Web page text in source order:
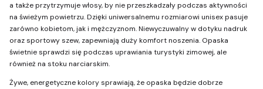
a także przytrzymuje włosy, by nie przeszkadzały podczas aktywności
na świeżym powietrzu. Dzięki uniwersalnemu rozmiarowi unisex pasuje
zarówno kobietom, jak i mężczyznom. Niewyczuwalny w dotyku nadruk
oraz sportowy szew, zapewniają duży komfort noszenia. Opaska
świetnie sprawdzi się podczas uprawiania turystyki zimowej, ale
również na stoku narciarskim.
Żywe, energetyczne kolory sprawiają, że opaska będzie dobrze